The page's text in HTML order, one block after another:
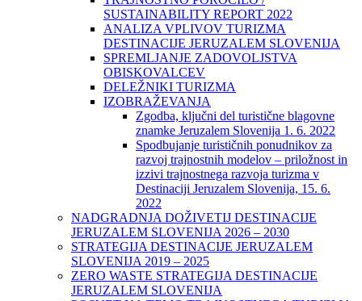
SUSTAINABILITY REPORT 2022
ANALIZA VPLIVOV TURIZMA
DESTINACIJE JERUZALEM SLOVENIJA
SPREMLJANJE ZADOVOLJSTVA
OBISKOVALCEV
DELEŽNIKI TURIZMA
IZOBRAŽEVANJA
Zgodba, ključni del turistične blagovne
znamke Jeruzalem Slovenija 1. 6. 2022
Spodbujanje turističnih ponudnikov za
razvoj trajnostnih modelov – priložnost in
izzivi trajnostnega razvoja turizma v
Destinaciji Jeruzalem Slovenija, 15. 6.
2022
NADGRADNJA DOŽIVETIJ DESTINACIJE
JERUZALEM SLOVENIJA 2026 – 2030
STRATEGIJA DESTINACIJE JERUZALEM
SLOVENIJA 2019 – 2025
ZERO WASTE STRATEGIJA DESTINACIJE
JERUZALEM SLOVENIJA